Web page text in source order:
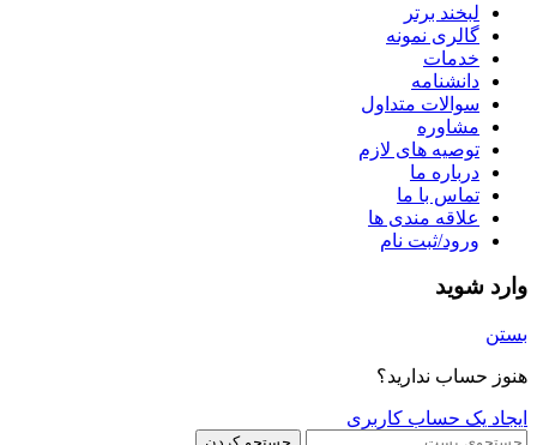
لبخند برتر
گالری نمونه
خدمات
دانشنامه
سوالات متداول
مشاوره
توصیه های لازم
درباره ما
تماس با ما
علاقه مندی ها
ورود/ثبت نام
وارد شوید
بستن
هنوز حساب ندارید؟
ایجاد یک حساب کاربری